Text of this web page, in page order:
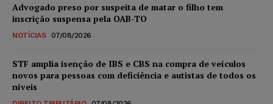
Advogado preso por suspeita de matar o filho tem
inscrição suspensa pela OAB-TO
NOTÍCIAS 07/08/2026
STF amplia isenção de IBS e CBS na compra de veículos
novos para pessoas com deficiência e autistas de todos os
níveis